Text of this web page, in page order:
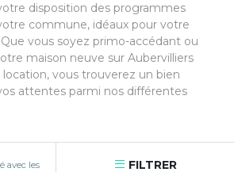
disposition des programmes
commune, idéaux pour votre
vous soyez primo-accédant ou
maison neuve sur Aubervilliers
vous trouverez un bien
attentes parmi nos différentes
avec les
FILTRER